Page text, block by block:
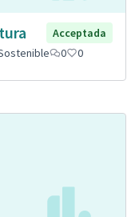
Acceptada
0 0